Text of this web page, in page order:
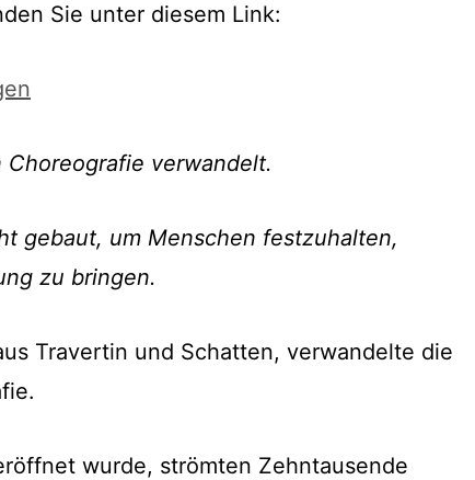
Sie unter diesem Link:
verwandelt.
gebaut, um Menschen festzuhalten,
zu bringen.
Travertin und Schatten, verwandelte die
wurde, strömten Zehntausende